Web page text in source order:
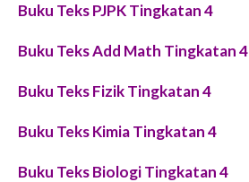
Buku Teks PJPK Tingkatan 4
Buku Teks Add Math Tingkatan 4
Buku Teks Fizik Tingkatan 4
Buku Teks Kimia Tingkatan 4
Buku Teks Biologi Tingkatan 4